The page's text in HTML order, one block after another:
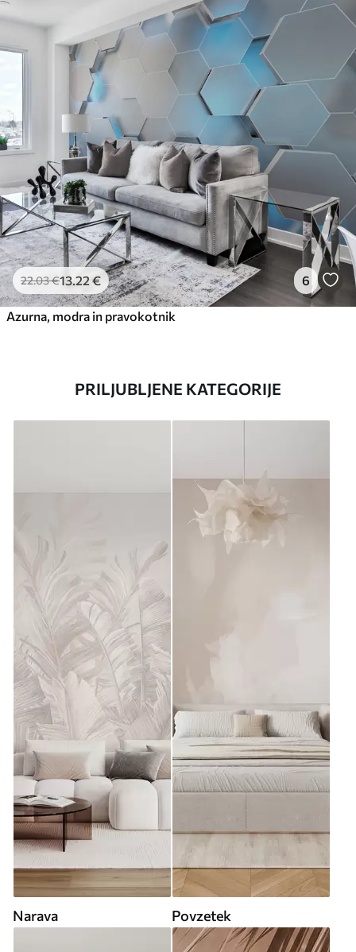
22.03€13.22 € 6
Azurna, modra in pravokotnik
PRILJUBLJENE KATEGORIJE
Narava Povzetek